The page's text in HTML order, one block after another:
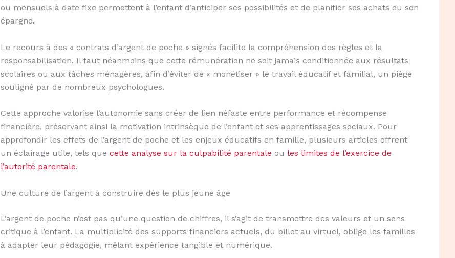
ou mensuels à date fixe permettent à l’enfant d’anticiper ses possibilités et de planifier ses achats ou son
épargne.
Le recours à des « contrats d’argent de poche » signés facilite la compréhension des règles et la
responsabilisation. Il faut néanmoins que cette rémunération ne soit jamais conditionnée aux résultats
scolaires ou aux tâches ménagères, afin d’éviter de « monétiser » le travail éducatif et familial, un piège
souligné par de nombreux psychologues.
Cette approche valorise l’autonomie sans créer de lien néfaste entre performance et récompense
financière, préservant ainsi la motivation intrinsèque de l’enfant et ses apprentissages sociaux. Pour
approfondir les effets de l’argent de poche et les enjeux éducatifs en famille, plusieurs articles offrent
un éclairage utile, tels que cette analyse sur la culpabilité parentale ou les limites de l’exercice de
l’autorité parentale.
Une culture de l’argent à construire dès le plus jeune âge
L’argent de poche n’est pas qu’une question de chiffres, il s’agit de transmettre des valeurs et un sens
critique à l’enfant. La multiplicité des supports financiers actuels, du billet au virtuel, oblige les familles
à adapter leur pédagogie, mêlant expérience tangible et numérique.